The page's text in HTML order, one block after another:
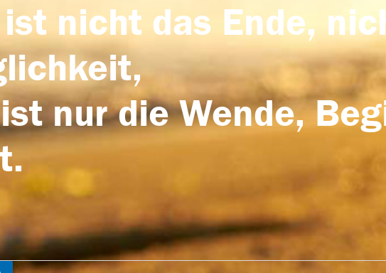
ist nicht das Ende,
nur die Wende,